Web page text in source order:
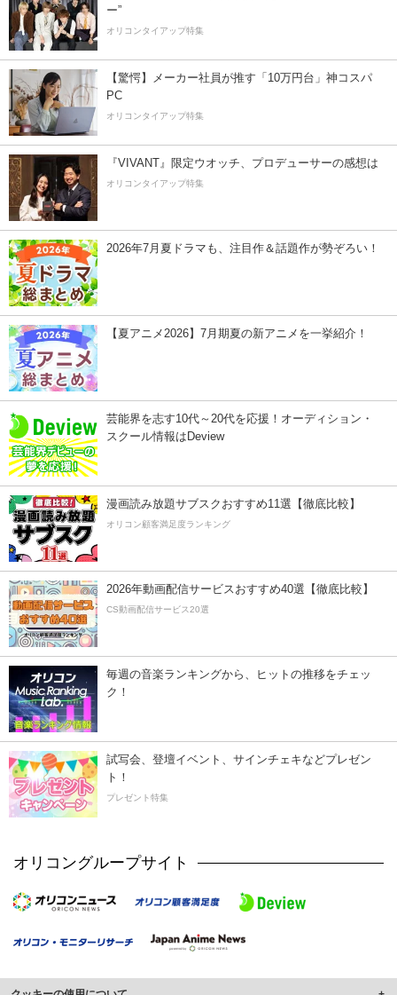
ー”
オリコンタイアップ特集
【驚愕】メーカー社員が推す「10万円台」神コスパ
PC
オリコンタイアップ特集
『VIVANT』限定ウオッチ、プロデューサーの感想は
オリコンタイアップ特集
2026年7月夏ドラマも、注目作＆話題作が勢ぞろい！
【夏アニメ2026】7月期夏の新アニメを一挙紹介！
芸能界を志す10代～20代を応援！オーディション・
スクール情報はDeview
漫画読み放題サブスクおすすめ11選【徹底比較】
オリコン顧客満足度ランキング
2026年動画配信サービスおすすめ40選【徹底比較】
CS動画配信サービス20選
毎週の音楽ランキングから、ヒットの推移をチェッ
ク！
試写会、登壇イベント、サインチェキなどプレゼン
ト！
プレゼント特集
オリコングループサイト